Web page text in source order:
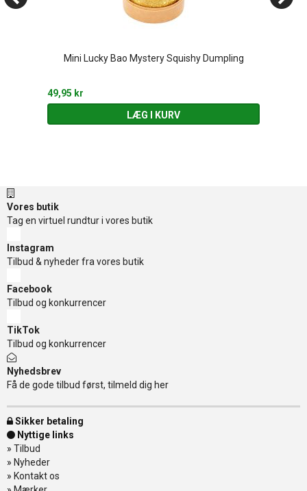
Mini Lucky Bao Mystery Squishy Dumpling
49,95 kr
LÆG I KURV
Vores butik
Tag en virtuel rundtur i vores butik
Instagram
Tilbud & nyheder fra vores butik
Facebook
Tilbud og konkurrencer
TikTok
Tilbud og konkurrencer
Nyhedsbrev
Få de gode tilbud først, tilmeld dig her
Sikker betaling
Nyttige links
» Tilbud
» Nyheder
» Kontakt os